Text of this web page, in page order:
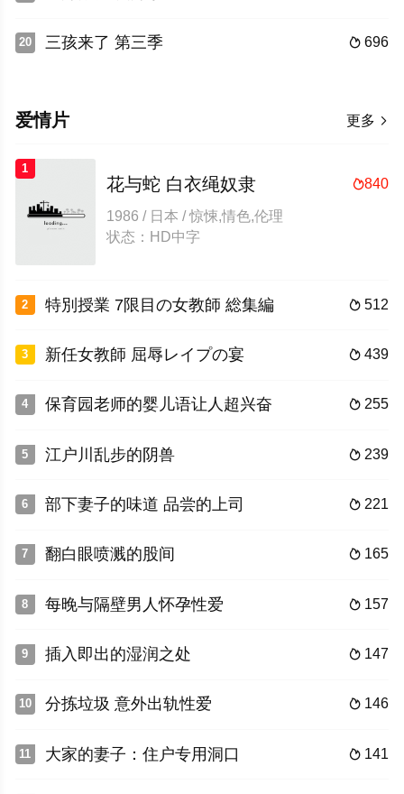
20  696
三孩来了 第三季
更多 
爱情片
1
840
花与蛇 白衣绳奴隶
1986 / 日本 / 惊悚,情色,伦理
状态：HD中字
2  512
特別授業 7限目の女教師 総集編
3  439
新任女教師 屈辱レイプの宴
4  255
保育园老师的婴儿语让人超兴奋
5  239
江户川乱步的阴兽
6  221
部下妻子的味道 品尝的上司
7  165
翻白眼喷溅的股间
8  157
每晚与隔壁男人怀孕性爱
9  147
插入即出的湿润之处
10  146
分拣垃圾 意外出轨性爱
11  141
大家的妻子：住户专用洞口